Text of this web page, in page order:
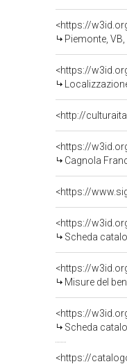
<https://
Piemonte,
<https://
<http://
<https://
Cagnola
<https://
<https://
Scheda
<https://
Misure del
<https://
Scheda
<https://